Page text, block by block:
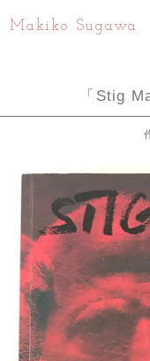
Makiko Sugawa
「Stig